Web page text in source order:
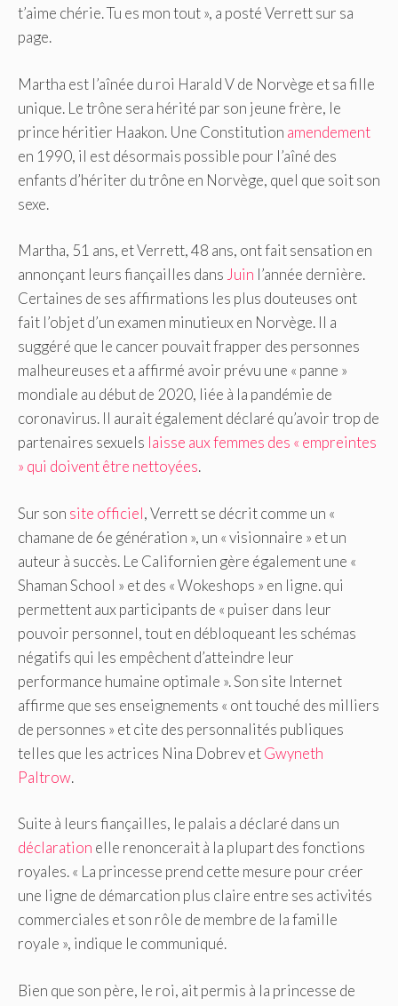
t’aime chérie. Tu es mon tout », a posté Verrett sur sa
page.
Martha est l’aînée du roi Harald V de Norvège et sa fille
unique. Le trône sera hérité par son jeune frère, le
prince héritier Haakon. Une Constitution amendement
en 1990, il est désormais possible pour l’aîné des
enfants d’hériter du trône en Norvège, quel que soit son
sexe.
Martha, 51 ans, et Verrett, 48 ans, ont fait sensation en
annonçant leurs fiançailles dansJuin l’année dernière.
Certaines de ses affirmations les plus douteuses ont
fait l’objet d’un examen minutieux en Norvège. Il a
suggéré que le cancer pouvait frapper des personnes
malheureuses et a affirmé avoir prévu une « panne »
mondiale au début de 2020, liée à la pandémie de
coronavirus. Il aurait également déclaré qu’avoir trop de
partenaires sexuels laisse aux femmes des « empreintes
» qui doivent être nettoyées.
Sur son site officiel, Verrett se décrit comme un «
chamane de 6e génération », un « visionnaire » et un
auteur à succès. Le Californien gère également une «
Shaman School » et des « Wokeshops » en ligne.qui
permettent aux participants de « puiser dans leur
pouvoir personnel, tout en débloqueant les schémas
négatifs qui les empêchent d’atteindre leur
performance humaine optimale ». Son site Internet
affirme que ses enseignements « ont touché des milliers
de personnes » et cite des personnalités publiques
telles que les actrices Nina Dobrev etGwyneth
Paltrow.
Suite à leurs fiançailles, le palais a déclaré dans un
déclaration elle renoncerait à la plupart des fonctions
royales. « La princesse prend cette mesure pour créer
une ligne de démarcation plus claire entre ses activités
commerciales et son rôle de membre de la famille
royale », indique le communiqué.
Bien que son père, le roi, ait permis à la princesse de